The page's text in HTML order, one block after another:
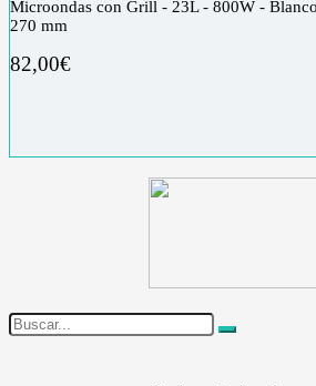
Microondas con Grill - 23L - 800W -
270 mm
82,00€